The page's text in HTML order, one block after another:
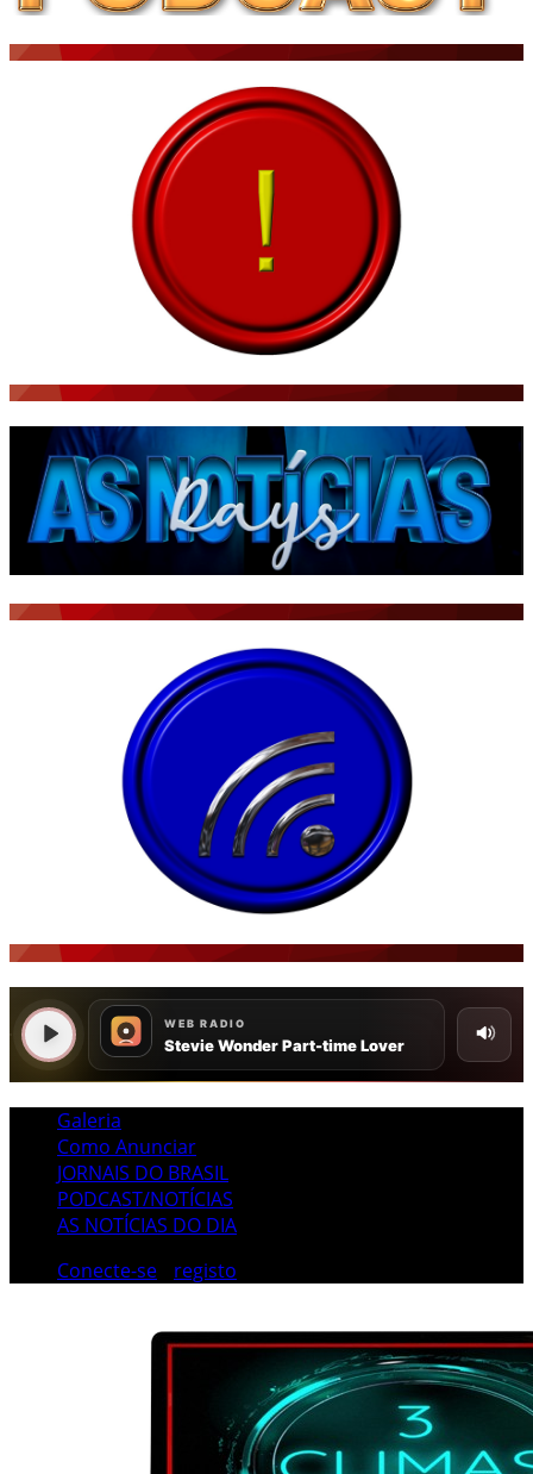
Galeria
Como Anunciar
JORNAIS DO BRASIL
PODCAST/NOTÍCIAS
AS NOTÍCIAS DO DIA
Conecte-se
registo